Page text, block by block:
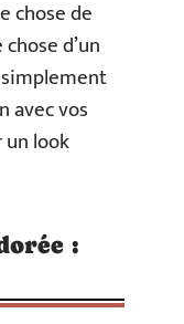
chose de
d’un
simplement
avec vos
look
: